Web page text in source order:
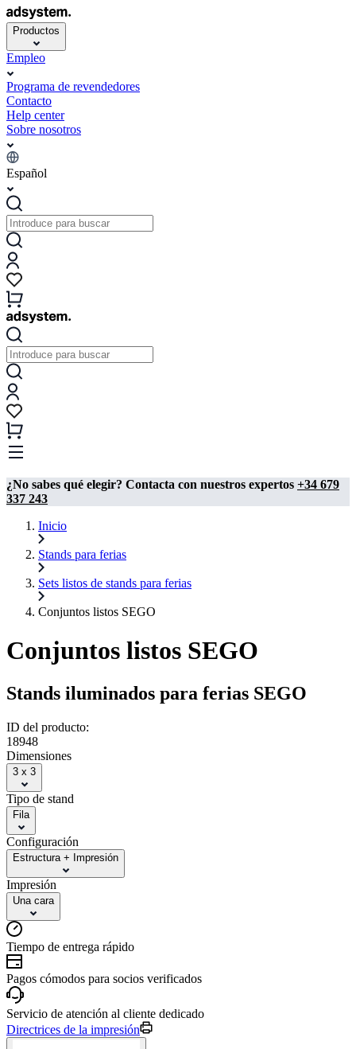
Productos
Empleo
Programa de revendedores
Contacto
Help center
Sobre nosotros
Español
¿No sabes qué elegir? Contacta con nuestros expertos +34 679
337 243
Inicio
Stands para ferias
Sets listos de stands para ferias
Conjuntos listos SEGO
Conjuntos listos SEGO
Stands iluminados para ferias SEGO
ID del producto:
18948
Dimensiones
3 x 3
Tipo de stand
Fila
Configuración
Estructura + Impresión
Impresión
Una cara
Tiempo de entrega rápido
Pagos cómodos para socios verificados
Servicio de atención al cliente dedicado
Directrices de la impresión